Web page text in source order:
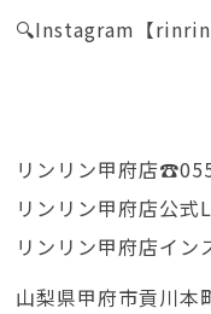
🔍Instagram【
リンリン甲府店
リンリン甲府店公
リンリン甲府店イ
山梨県甲府市貢川